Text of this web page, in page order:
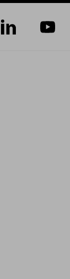
sur LinkedInsur